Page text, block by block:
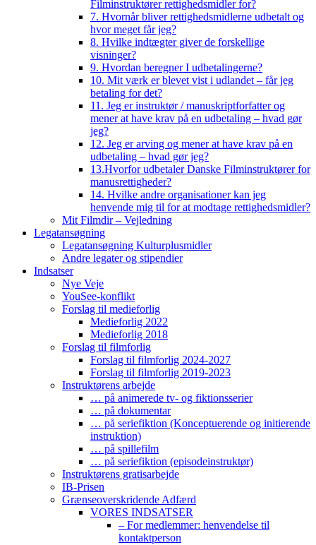
Filminstruktører rettighedsmidler for?
7. Hvornår bliver rettighedsmidlerne udbetalt og
hvor meget får jeg?
8. Hvilke indtægter giver de forskellige
visninger?
9. Hvordan beregner I udbetalingerne?
10. Mit værk er blevet vist i udlandet – får jeg
betaling for det?
11. Jeg er instruktør / manuskriptforfatter og
mener at have krav på en udbetaling – hvad gør
jeg?
12. Jeg er arving og mener at have krav på en
udbetaling – hvad gør jeg?
13.Hvorfor udbetaler Danske Filminstruktører for
manusrettigheder?
14. Hvilke andre organisationer kan jeg
henvende mig til for at modtage rettighedsmidler?
Mit Filmdir – Vejledning
Legatansøgning
Legatansøgning Kulturplusmidler
Andre legater og stipendier
Indsatser
Nye Veje
YouSee-konflikt
Forslag til medieforlig
Medieforlig 2022
Medieforlig 2018
Forslag til filmforlig
Forslag til filmforlig 2024-2027
Forslag til filmforlig 2019-2023
Instruktørens arbejde
… på animerede tv- og fiktionsserier
… på dokumentar
… på seriefiktion (Konceptuerende og initierende
instruktion)
… på spillefilm
… på seriefiktion (episodeinstruktør)
Instruktørens gratisarbejde
IB-Prisen
Grænseoverskridende Adfærd
VORES INDSATSER
– For medlemmer: henvendelse til
kontaktperson